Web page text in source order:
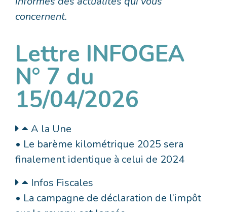
concernent.
Lettre INFOGEA
N° 7 du
15/04/2026
A la Une
• Le barème kilométrique 2025 sera
finalement identique à celui de 2024
Infos Fiscales
• La campagne de déclaration de l’impôt